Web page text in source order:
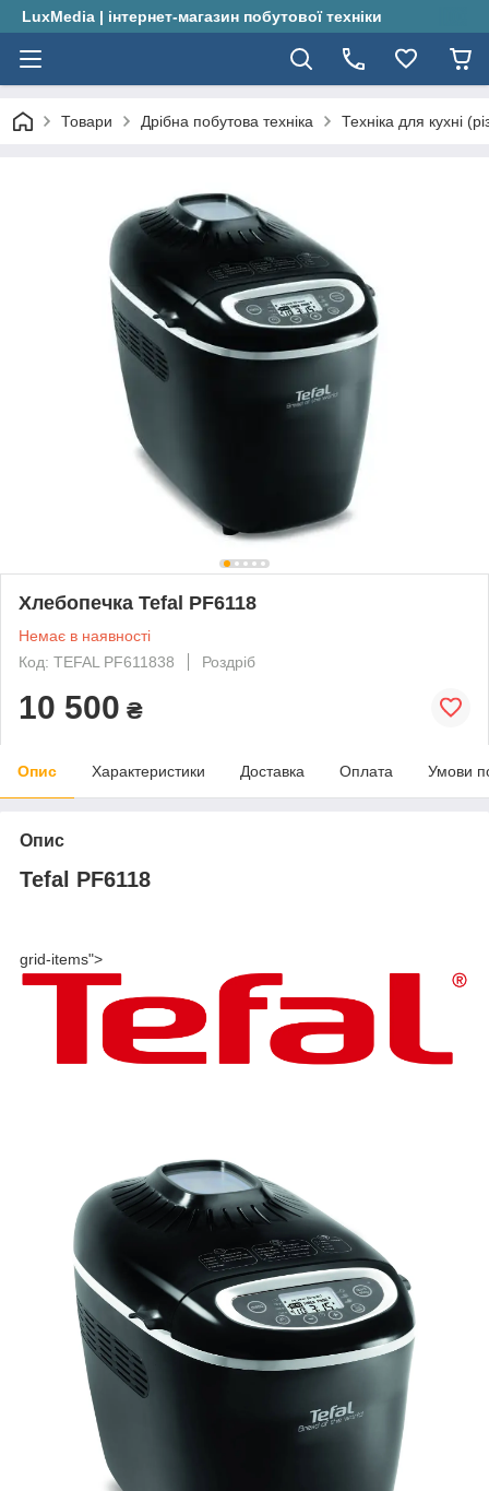
LuxMedia | інтернет-магазин побутової техніки
Товари Дрібна побутова техніка Техніка для кухні
Хлебопечка Tefal PF6118
Немає в наявності
Код: TEFAL PF611838
Роздріб
10 500 ₴
Опис Характеристики Доставка Оплата Умови
Опис
Tefal PF6118
grid-items">